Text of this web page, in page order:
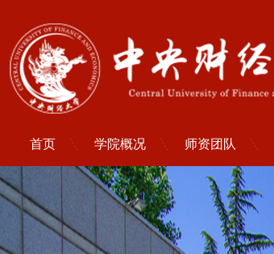
首页 学院概况 师资团队